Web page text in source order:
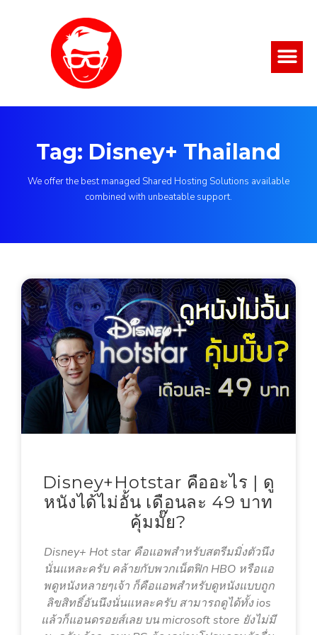
Tag: Disney+ Thailand
We offer the best managed Shared Hosting Solutions available
combined with unbeatable support.
Disney+Hotstar คืออะไร | ดู
หนังได้ไม่อั้น เดือนละ 49 บาท
คุ้มมั๊ย?
Disney+ Hot star คือแอพสำหรับสตรีมมิ่งตัวนึง
นั่นแหละครับ คล้ายกับพวกเน็ตฟิก HBO หรือแอ
พดูหนังหลายๆเจ้า ก็คือแอพสำหรับดูหนังแบบถูก
ลิขสิทธิ์อันนึงนั่นแหละครับ สามารถดูได้ทั้ง ios
แล้วก็แอนดรอยส์เลย บน microsoft store ยังไม่มี